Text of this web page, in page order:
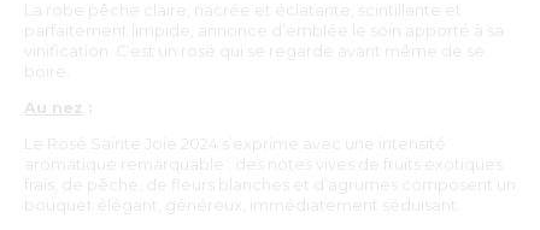
La robe pêche claire, nacrée et éclatante, scintillante et
parfaitement limpide, annonce d’emblée le soin apporté à sa
vinification. C’est un rosé qui se regarde avant même de se
boire.
Au nez :
Le Rosé Sainte Joie 2024 s’exprime avec une intensité
aromatique remarquable : des notes vives de fruits exotiques
frais, de pêche, de fleurs blanches et d’agrumes composent un
bouquet élégant, généreux, immédiatement séduisant.